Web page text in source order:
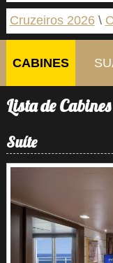
Cruzeiros 2026
CABINES
Lista de
Suíte